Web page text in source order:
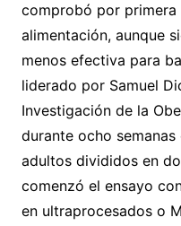
comprobó por
alimentación, aunque
menos efectiva para
liderado por Samuel
Investigación de la
durante ocho
adultos divididos en
comenzó el ensayo
en ultraprocesados o